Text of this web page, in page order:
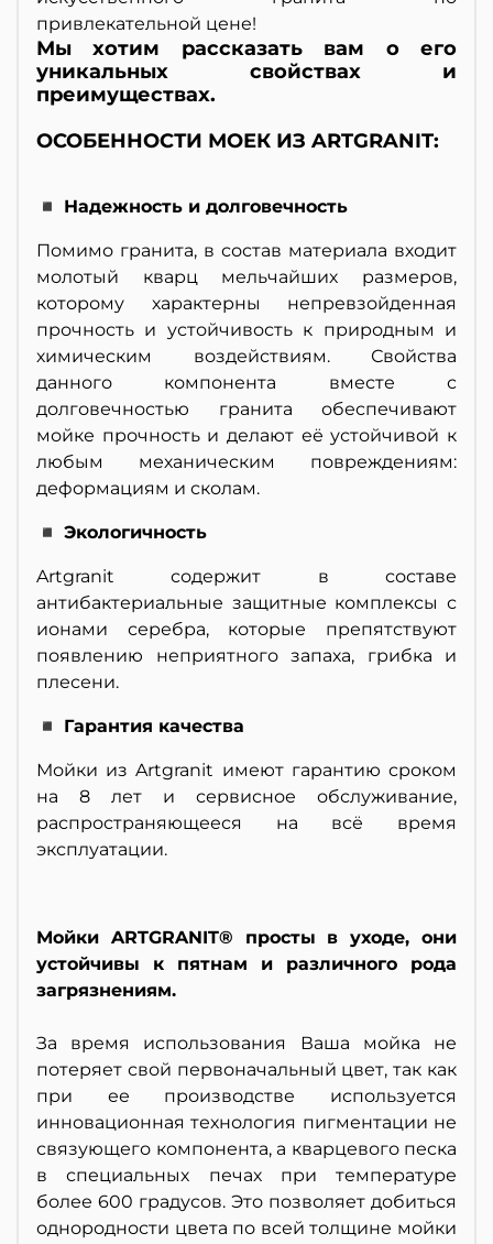
привлекательной цене!
Мы хотим рассказать вам о его
уникальных свойствах и
преимуществах.
ОСОБЕННОСТИ МОЕК ИЗ ARTGRANIT:
◾ Надежность и долговечность
Помимо гранита, в состав материала входит
молотый кварц мельчайших размеров,
которому характерны непревзойденная
прочность и устойчивость к природным и
химическим воздействиям. Свойства
данного компонента вместе с
долговечностью гранита обеспечивают
мойке прочность и делают её устойчивой к
любым механическим повреждениям:
деформациям и сколам.
◾ Экологичность
Artgranit содержит в составе
антибактериальные защитные комплексы с
ионами серебра, которые препятствуют
появлению неприятного запаха, грибка и
плесени.
◾ Гарантия качества
Мойки из Artgranit имеют гарантию сроком
на 8 лет и сервисное обслуживание,
распространяющееся на всё время
эксплуатации.
Мойки ARTGRANIT® просты в уходе, они
устойчивы к пятнам и различного рода
загрязнениям.
За время использования Ваша мойка не
потеряет свой первоначальный цвет, так как
при ее производстве используется
инновационная технология пигментации не
связующего компонента, а кварцевого песка
в специальных печах при температуре
более 600 градусов. Это позволяет добиться
однородности цвета по всей толщине мойки